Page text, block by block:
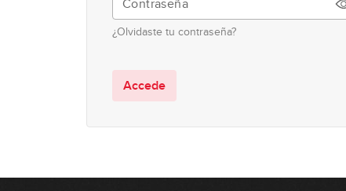
¿Olvidaste tu contraseña?
Accede